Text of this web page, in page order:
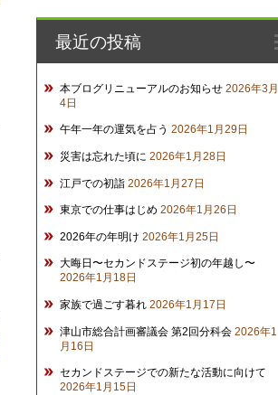
イ
ブ
最近の投稿
本ブログリニューアルのお知らせ 2026年3月
4日
午年一年の運気を占う 2026年1月29日
災害は忘れた頃に 2026年1月28日
江戸での初詣 2026年1月27日
東京での仕事はじめ 2026年1月26日
2026年の年明け 2026年1月25日
大晦日〜セカンドステージ初の年越し〜
2026年1月18日
家族で過ごす暮れ 2026年1月17日
津山市総合計画審議会 第2回分科会 2026年1
月16日
セカンドステージでの新たな活動に向けて
2026年1月15日